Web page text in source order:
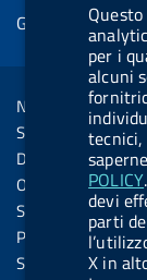
per i
alcuni
tecnici,
POLICY
devi
parti
X in
.
b
u
t
t
o
n
.
i
Gestione cookie
Sezione
Note legali
Social Media Policy
Dichiarazione di
Obiettivi di
Statistiche sito
Privacy
Servizi Online